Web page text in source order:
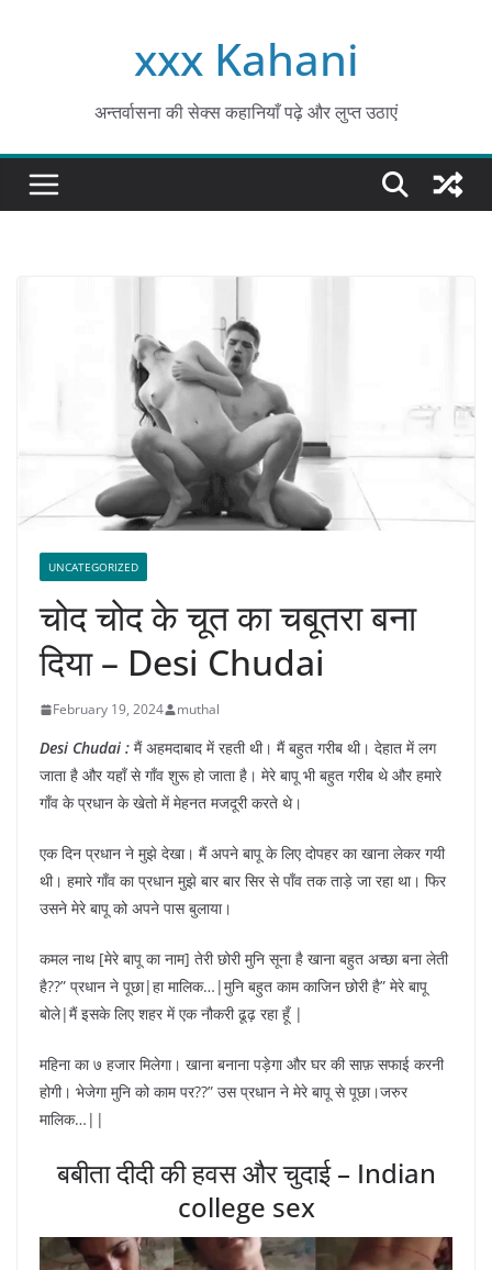
xxx Kahani
अन्तर्वासना की सेक्स कहानियाँ पढ़े और लुप्त उठाएं
UNCATEGORIZED
चोद चोद के चूत का चबूतरा बना
दिया – Desi Chudai
February 19, 2024 muthal
Desi Chudai : मैं अहमदाबाद में रहती थी। मैं बहुत गरीब थी। देहात में लग
जाता है और यहाँ से गाँव शुरू हो जाता है। मेरे बापू भी बहुत गरीब थे और हमारे
गाँव के प्रधान के खेतो में मेहनत मजदूरी करते थे।
एक दिन प्रधान ने मुझे देखा। मैं अपने बापू के लिए दोपहर का खाना लेकर गयी
थी। हमारे गाँव का प्रधान मुझे बार बार सिर से पाँव तक ताड़े जा रहा था। फिर
उसने मेरे बापू को अपने पास बुलाया।
कमल नाथ [मेरे बापू का नाम] तेरी छोरी मुनि सूना है खाना बहुत अच्छा बना लेती
है??” प्रधान ने पूछा|हा मालिक…|मुनि बहुत काम काजिन छोरी है” मेरे बापू
बोले|मैं इसके लिए शहर में एक नौकरी ढूढ़ रहा हूँ |
महिना का ७ हजार मिलेगा। खाना बनाना पड़ेगा और घर की साफ़ सफाई करनी
होगी। भेजेगा मुनि को काम पर??” उस प्रधान ने मेरे बापू से पूछा।जरुर
मालिक…||
बबीता दीदी की हवस और चुदाई – Indian
college sex